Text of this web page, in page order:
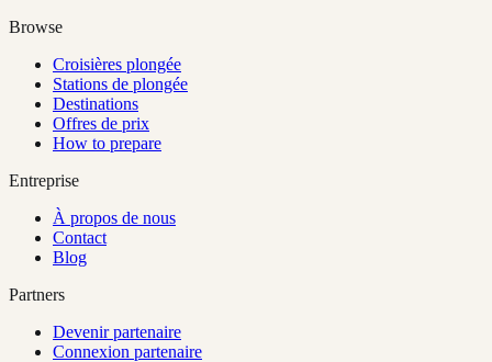
Browse
Croisières plongée
Stations de plongée
Destinations
Offres de prix
How to prepare
Entreprise
À propos de nous
Contact
Blog
Partners
Devenir partenaire
Connexion partenaire